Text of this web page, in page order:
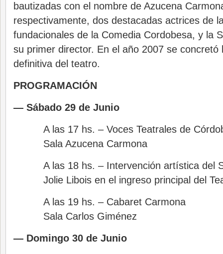
bautizadas con el nombre de Azucena
respectivamente, dos destacadas actrices de
fundacionales de la Comedia Cordobesa, y la
su primer director. En el año 2007 se concretó
definitiva del teatro.
PROGRAMACIÓN
— Sábado 29 de Junio
A las 17 hs. – Voces Teatrales de
Sala Azucena Carmona
A las 18 hs. – Intervención artística del
Jolie Libois en el ingreso principal del
A las 19 hs. – Cabaret Carmona
Sala Carlos Giménez
— Domingo 30 de Junio